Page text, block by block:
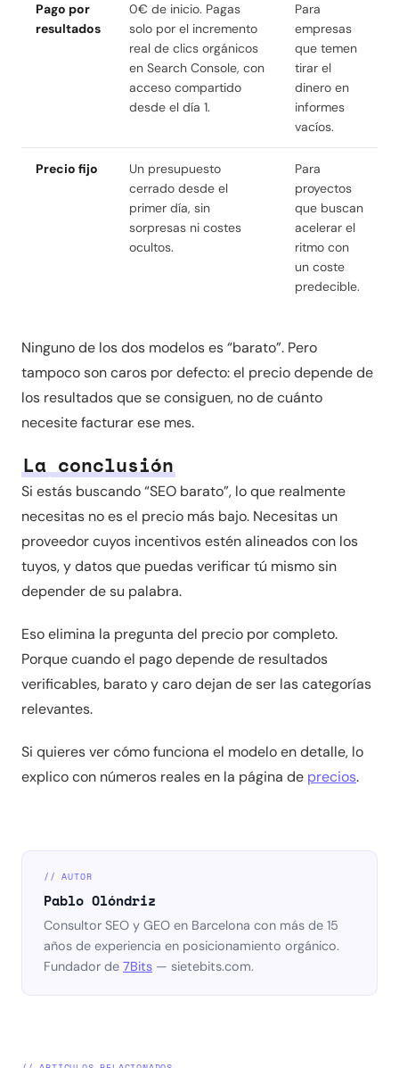
Pago por
resultados
0€ de inicio. Pagas
solo por el incremento
real de clics orgánicos
en Search Console, con
acceso compartido
desde el día 1.
Para
empresas
que temen
tirar el
dinero en
informes
vacíos.
Precio fijo
Un presupuesto
cerrado desde el
primer día, sin
sorpresas ni costes
ocultos.
Para
proyectos
que buscan
acelerar el
ritmo con
un coste
predecible.
Ninguno de los dos modelos es “barato”. Pero
tampoco son caros por defecto: el precio depende de
los resultados que se consiguen, no de cuánto
necesite facturar ese mes.
La conclusión
Si estás buscando “SEO barato”, lo que realmente
necesitas no es el precio más bajo. Necesitas un
proveedor cuyos incentivos estén alineados con los
tuyos, y datos que puedas verificar tú mismo sin
depender de su palabra.
Eso elimina la pregunta del precio por completo.
Porque cuando el pago depende de resultados
verificables, barato y caro dejan de ser las categorías
relevantes.
Si quieres ver cómo funciona el modelo en detalle, lo
explico con números reales en la página de precios.
// AUTOR
Pablo Olóndriz
Consultor SEO y GEO en Barcelona con más de 15
años de experiencia en posicionamiento orgánico.
Fundador de 7Bits — sietebits.com.